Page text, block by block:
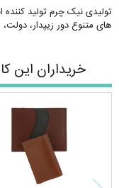
تولیدی نیک چرم تولید
های متنوع دور زیپدار،
خریداران این